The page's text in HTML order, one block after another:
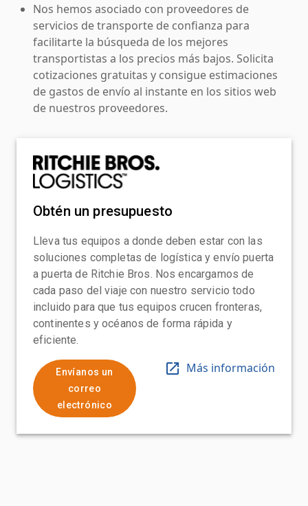
Nos hemos asociado con proveedores de
servicios de transporte de confianza para
facilitarte la búsqueda de los mejores
transportistas a los precios más bajos. Solicita
cotizaciones gratuitas y consigue estimaciones
de gastos de envío al instante en los sitios web
de nuestros proveedores.
Obtén un presupuesto
Lleva tus equipos a donde deben estar con las
soluciones completas de logística y envío puerta
a puerta de Ritchie Bros. Nos encargamos de
cada paso del viaje con nuestro servicio todo
incluido para que tus equipos crucen fronteras,
continentes y océanos de forma rápida y
eficiente.
Envíanos un
correo
electrónico
Más información